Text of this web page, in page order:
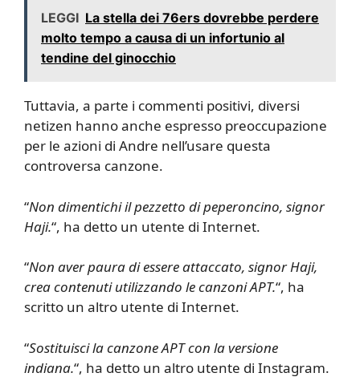
LEGGI La stella dei 76ers dovrebbe perdere
molto tempo a causa di un infortunio al
tendine del ginocchio
Tuttavia, a parte i commenti positivi, diversi
netizen hanno anche espresso preoccupazione
per le azioni di Andre nell’usare questa
controversa canzone.
“Non dimentichi il pezzetto di peperoncino, signor
Haji.“, ha detto un utente di Internet.
“Non aver paura di essere attaccato, signor Haji,
crea contenuti utilizzando le canzoni APT.“, ha
scritto un altro utente di Internet.
“Sostituisci la canzone APT con la versione
indiana.“, ha detto un altro utente di Instagram.